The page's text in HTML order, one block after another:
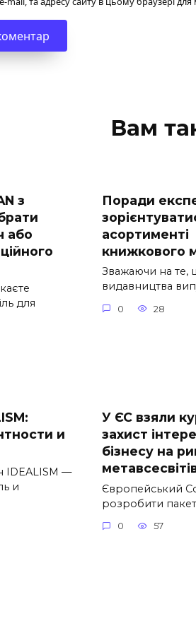
Вам
з
або
для
Поради
асортименті
книжкового
Зважаючи на
видавництва
0 28
и
IDEALISM —
и
У ЄС взяли
захист
бізнесу на
Європейський
розробити
0 57